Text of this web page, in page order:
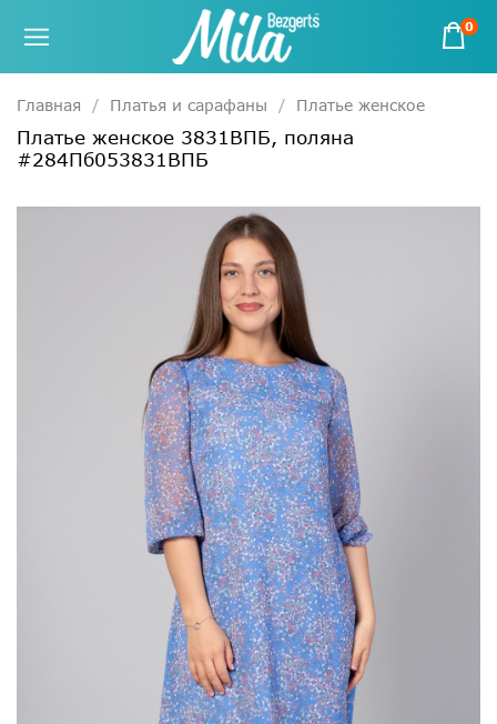
0
Главная Платья и сарафаны Платье женское
Платье женское 3831ВПБ, поляна
#284Пб053831ВПБ